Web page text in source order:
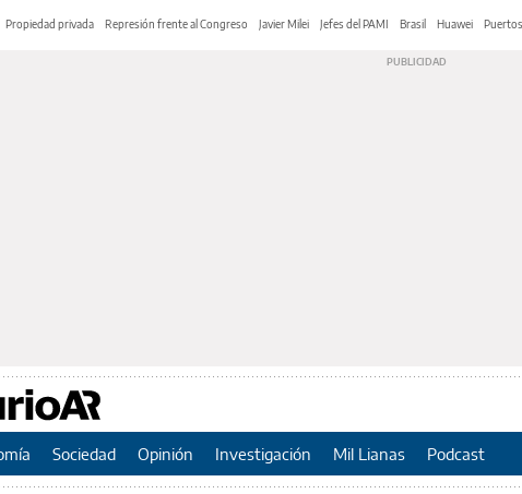
Propiedad privada Represión frente al Congreso Javier Milei Jefes del PAMI Brasil Huawei Puertos
Sociedad Opinión Investigación Mil Lianas Podcast